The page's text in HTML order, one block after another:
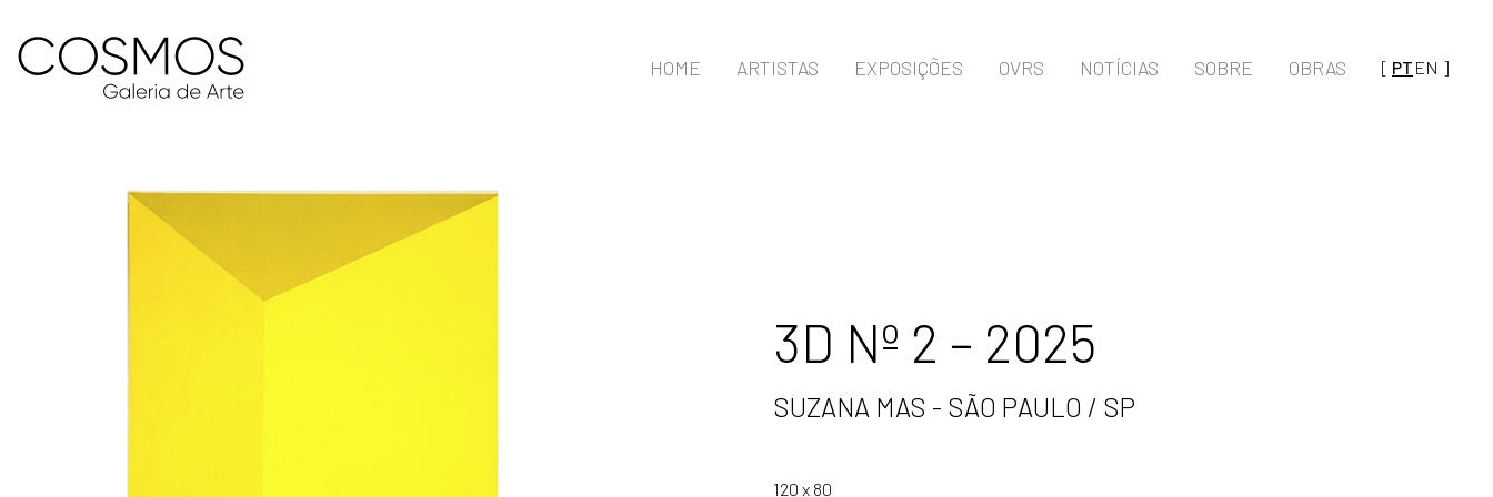
HOME ARTISTAS EXPOSIÇÕES OVRS NOTÍCIAS SOBRE OBRAS [ PT EN ]
3D Nº 2 – 2025
SUZANA MAS - SÃO PAULO / SP
120 x 80